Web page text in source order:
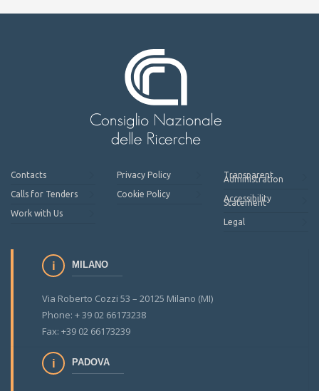
Contacts
Calls for Tenders
Work with Us
Privacy Policy
Cookie Policy
Transparent
Administration
Accessibility
Statement
Legal
MILANO
Via Roberto Cozzi 53 – 20125 Milano (MI)
Phone: + 39 02 66173238
Fax: +39 02 66173239
PADOVA